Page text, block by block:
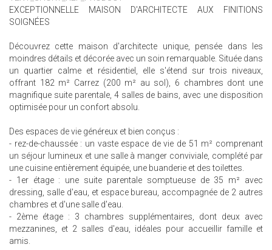
EXCEPTIONNELLE MAISON D'ARCHITECTE AUX FINITIONS
SOIGNÉES
Découvrez cette maison d'architecte unique, pensée dans les
moindres détails et décorée avec un soin remarquable. Située dans
un quartier calme et résidentiel, elle s'étend sur trois niveaux,
offrant 182 m² Carrez (200 m² au sol), 6 chambres dont une
magnifique suite parentale, 4 salles de bains, avec une disposition
optimisée pour un confort absolu.
Des espaces de vie généreux et bien conçus :
- rez-de-chaussée : un vaste espace de vie de 51 m² comprenant
un séjour lumineux et une salle à manger conviviale, complété par
une cuisine entièrement équipée, une buanderie et des toilettes.
- 1er étage : une suite parentale somptueuse de 35 m² avec
dressing, salle d'eau, et espace bureau, accompagnée de 2 autres
chambres et d'une salle d'eau.
- 2ème étage : 3 chambres supplémentaires, dont deux avec
mezzanines, et 2 salles d'eau, idéales pour accueillir famille et
amis.